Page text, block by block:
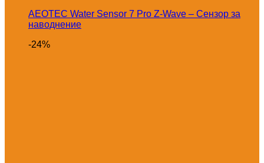
AEOTEC Water Sensor 7 Pro Z-Wave – Сензор за
наводнение
-24%